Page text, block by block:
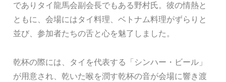
でありタイ龍馬会副会長でもある野村氏。彼の情熱と
ともに、会場にはタイ料理、ベトナム料理がずらりと
並び、参加者たちの舌と心を魅了しました。
乾杯の際には、タイを代表する「シンハー・ビール」
が用意され、乾いた喉を潤す乾杯の音が会場に響き渡